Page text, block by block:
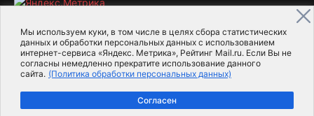
Мы используем куки, в том числе в целях сбора статистических
данных и обработки персональных данных с использованием
интернет-сервиса «Яндекс. Метрика», Рейтинг Mail.ru. Если Вы не
согласны немедленно прекратите использование данного
сайта. (Политика обработки персональных данных)
Согласен
2015-2026- Информационное агентство МедиаПоток
Для справки Об издании
Пользовательское соглашение
Политика обработки персональных данных